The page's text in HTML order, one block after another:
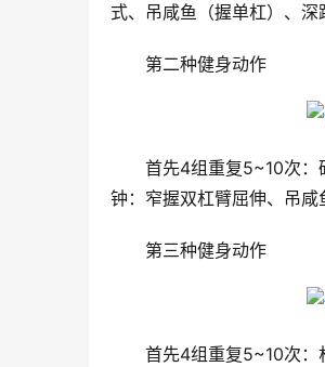
式、吊咸鱼（握单杠）、深
第二种健身动作
首先4组重复5~10次：
钟：窄握双杠臂屈伸、吊咸
第三种健身动作
首先4组重复5~10次：